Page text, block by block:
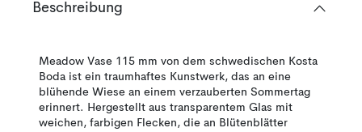
Beschreibung
Meadow Vase 115 mm von dem schwedischen Kosta
Boda ist ein traumhaftes Kunstwerk, das an eine
blühende Wiese an einem verzauberten Sommertag
erinnert. Hergestellt aus transparentem Glas mit
weichen, farbigen Flecken, die an Blütenblätter